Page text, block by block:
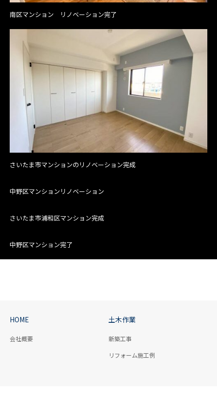
南区マンション リノベーション完了
さいたま市マンションのリノベーション完成
中野区マンションリノベーション
さいたま市浦和区マンション完成
中野区マンション完了
HOME
会社概要
土木作業
新築工事
リフォーム施工例